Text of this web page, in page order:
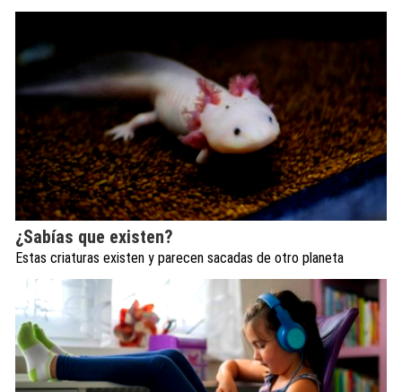
¿Sabías que existen?
Estas criaturas existen y parecen sacadas de otro planeta